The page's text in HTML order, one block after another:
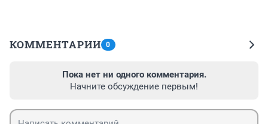
КОММЕНТАРИИ 0
Пока нет ни одного комментария.
Начните обсуждение первым!